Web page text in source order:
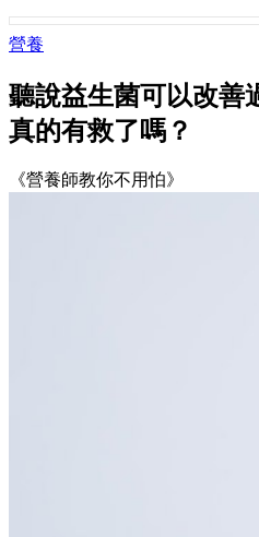
營養
聽說益生菌可以改善
真的有救了嗎？
《營養師教你不用怕》